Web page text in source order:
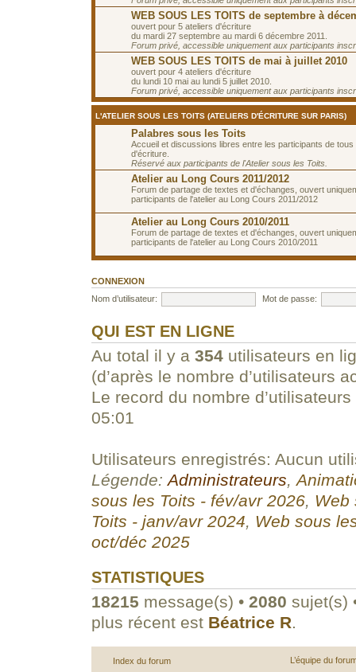
WEB SOUS LES TOITS de septembre à
ouvert pour 5 ateliers d'écriture
du mardi 27 septembre au mardi 6 décembre 2011.
Forum privé, accessible uniquement aux participants
WEB SOUS LES TOITS de mai à juillet 2010
ouvert pour 4 ateliers d'écriture
du lundi 10 mai au lundi 5 juillet 2010.
Forum privé, accessible uniquement aux participants
L'ATELIER SOUS LES TOITS (ATELIERS D'ÉCRITURE SUR PARIS)
Palabres sous les Toits
Accueil et discussions libres entre les participants de tous
d'écriture.
Réservé aux participants de l'Atelier sous les Toits.
Atelier au Long Cours 2011/2012
Forum de partage de textes et d'échanges, ouvert
participants de l'atelier au Long Cours 2011/2012
Atelier au Long Cours 2010/2011
Forum de partage de textes et d'échanges, ouvert
participants de l'atelier au Long Cours 2010/2011
CONNEXION
Nom d’utilisateur:
Mot de passe:
QUI EST EN LIGNE
Au total il y a 354 utilisateurs en
(d’après le nombre d’utilisateurs
Le record du nombre
05:01
Utilisateurs enregistrés: Aucun
Légende:Administrateurs,
sous les Toits - fév/avr 2026, Web
Toits - janv/avr 2024, Web sous
oct/déc 2025
STATISTIQUES
18215 message(s) • 2080 sujet(s)
plus récent est Béatrice R.
Index du forum L’équipe du